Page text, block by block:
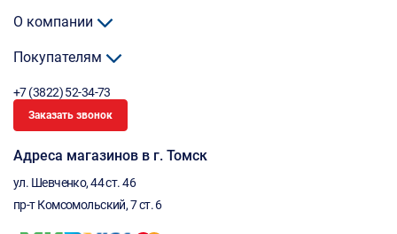
О компании
Покупателям
+7 (3822) 52-34-73
Заказать звонок
Адреса магазинов в г. Томск
ул. Шевченко, 44 ст. 46
пр-т Комсомольский, 7 ст. 6